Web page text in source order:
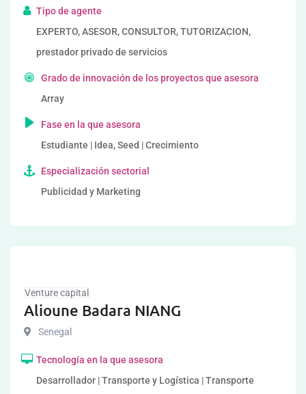
Tipo de agente
EXPERTO, ASESOR, CONSULTOR, TUTORIZACION,
prestador privado de servicios
Grado de innovación de los proyectos que asesora
Array
Fase en la que asesora
Estudiante | Idea, Seed | Crecimiento
Especialización sectorial
Publicidad y Marketing
Venture capital
Alioune Badara NIANG
Senegal
Tecnología en la que asesora
Desarrollador | Transporte y Logística | Transporte